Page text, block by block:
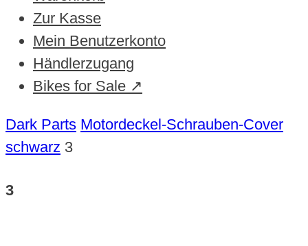
Zur Kasse
Mein Benutzerkonto
Händlerzugang
Bikes for Sale ↗
Dark Parts Motordeckel-Schrauben-Cover
schwarz 3
3